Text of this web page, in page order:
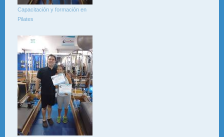
Capacitación y formación en
Pilates